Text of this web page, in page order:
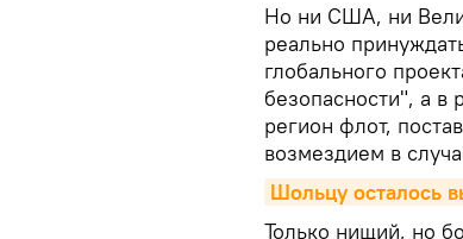
Но ни США, ни
реально
глобального
безопасности", а в
регион флот,
возмездием в
Шольцу осталось
Только нищий, но